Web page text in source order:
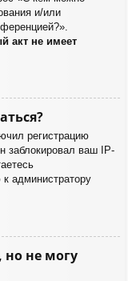
и/или
акт не имеет
регистрацию
заблокировал ваш IP-
администратору
но не могу